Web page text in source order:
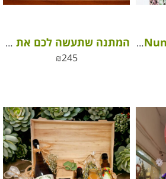
בלו נאן פינק – Blue Nun Pink
המתנה שתעשה לכם את החג
₪245